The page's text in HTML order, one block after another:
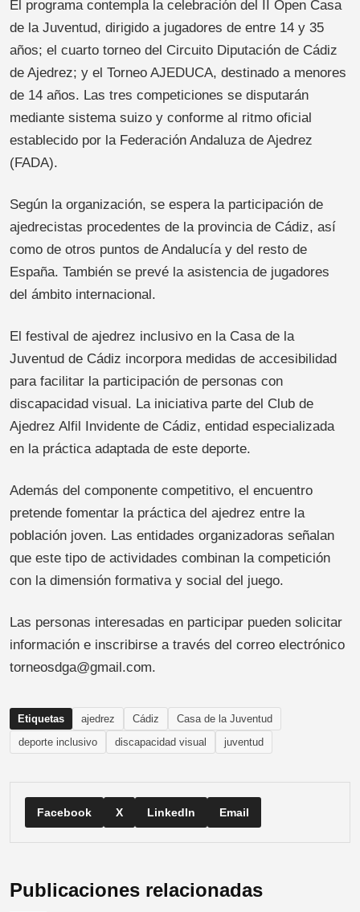
El programa contempla la celebración del II Open Casa
de la Juventud, dirigido a jugadores de entre 14 y 35
años; el cuarto torneo del Circuito Diputación de Cádiz
de Ajedrez; y el Torneo AJEDUCA, destinado a menores
de 14 años. Las tres competiciones se disputarán
mediante sistema suizo y conforme al ritmo oficial
establecido por la Federación Andaluza de Ajedrez
(FADA).
Según la organización, se espera la participación de
ajedrecistas procedentes de la provincia de Cádiz, así
como de otros puntos de Andalucía y del resto de
España. También se prevé la asistencia de jugadores
del ámbito internacional.
El festival de ajedrez inclusivo en la Casa de la
Juventud de Cádiz incorpora medidas de accesibilidad
para facilitar la participación de personas con
discapacidad visual. La iniciativa parte del Club de
Ajedrez Alfil Invidente de Cádiz, entidad especializada
en la práctica adaptada de este deporte.
Además del componente competitivo, el encuentro
pretende fomentar la práctica del ajedrez entre la
población joven. Las entidades organizadoras señalan
que este tipo de actividades combinan la competición
con la dimensión formativa y social del juego.
Las personas interesadas en participar pueden solicitar
información e inscribirse a través del correo electrónico
torneosdga@gmail.com.
Etiquetas ajedrez Cádiz
Casa de la Juventud
deporte inclusivo
discapacidad visual juventud
Facebook X LinkedIn Email
Publicaciones relacionadas